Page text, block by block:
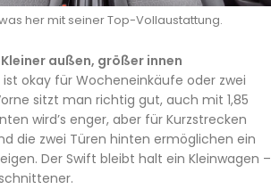
her mit seiner Top-Vollaustattung.
außen, größer innen
okay für Wocheneinkäufe oder zwei
sitzt man richtig gut, auch mit 1,85
wird’s enger, aber für Kurzstrecken
die zwei Türen hinten ermöglichen ein
Der Swift bleibt halt ein Kleinwagen –